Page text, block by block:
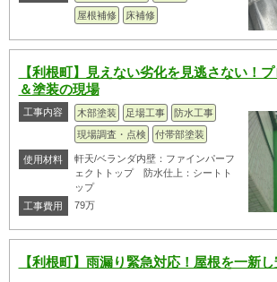
屋根補修
床補修
【利根町】見えない劣化を見逃さない！
＆塗装の現場
工事内容 木部塗装 足場工事
防水工事
現場調査・点検
付帯部塗装
使用材料
軒天/ベランダ内壁：ファインパーフ
ェクトトップ 防水仕上：シートト
ップ
工事費用
79万
【利根町】雨漏り緊急対応！屋根を一新